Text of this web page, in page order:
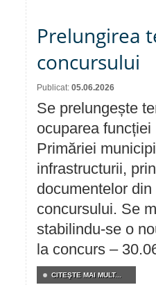
Prelungirea
concursului
Publicat: 05.06.2026
Se prelungește
ocuparea
Primăriei
infrastructurii,
documentelor
concursului. Se
stabilindu-se o
la concurs –
CITEŞTE MAI MULT...